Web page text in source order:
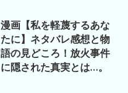
漫画【私を軽蔑するあな
たに】ネタバレ感想と物
語の見どころ！放火事件
に隠された真実とは…。